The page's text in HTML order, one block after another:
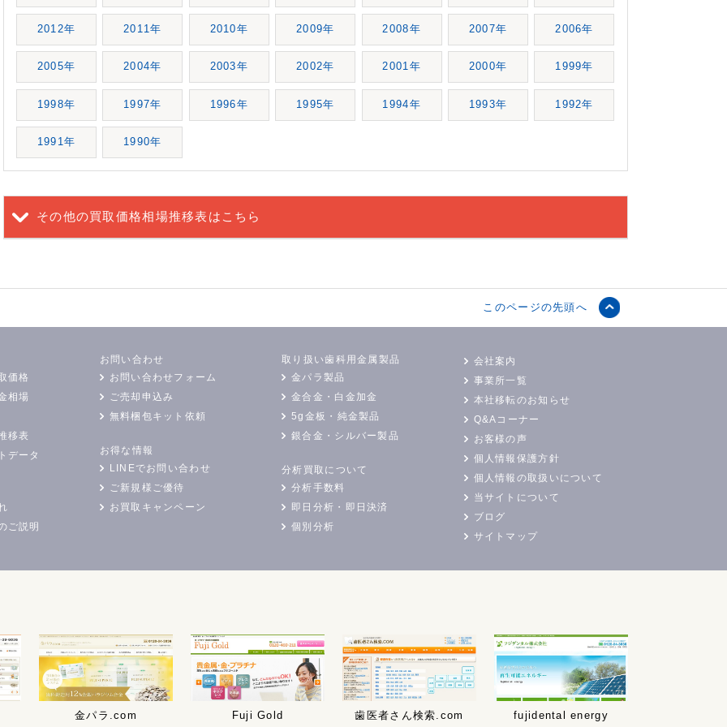
2012年 2011年 2010年 2009年 2008年 2007年 2006年
2005年 2004年 2003年 2002年 2001年 2000年 1999年
1998年 1997年 1996年 1995年 1994年 1993年 1992年
1991年 1990年
その他の買取価格相場推移表はこちら
このページの先頭へ
価格
相場
移表
データ
ご説明
お問い合わせ
お問い合わせフォーム
ご売却申込み
無料梱包キット依頼
お得な情報
LINEでお問い合わせ
ご新規様ご優待
お買取キャンペーン
取り扱い歯科用金属製品
金パラ製品
金合金・白金加金
5g金板・純金製品
銀合金・シルバー製品
分析買取について
分析手数料
即日分析・即日決済
個別分析
会社案内
事業所一覧
本社移転のお知らせ
Q&Aコーナー
お客様の声
個人情報保護方針
個人情報の取扱いについて
当サイトについて
ブログ
サイトマップ
金パラ.com Fuji Gold 歯医者さん検索.com fujidental energy